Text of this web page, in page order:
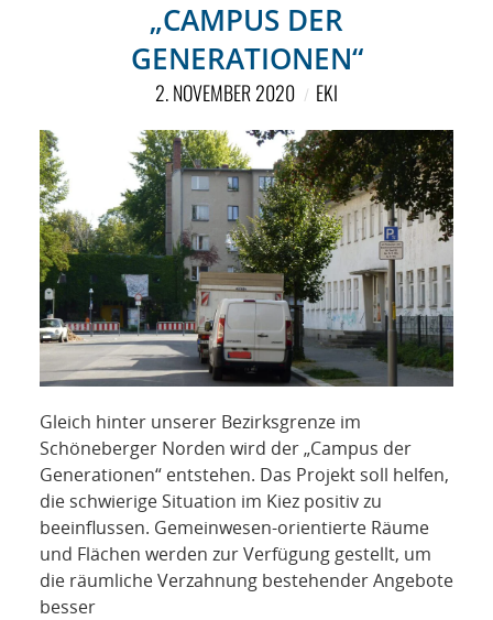
RUBRIKEN
SPONSORING
KONTAKT
„CAMPUS DER
GENERATIONEN“
2. NOVEMBER 2020 EKI
Gleich hinter unserer Bezirksgrenze im
Schöneberger Norden wird der „Campus der
Generationen“ entstehen. Das Projekt soll helfen,
die schwierige Situation im Kiez positiv zu
beeinflussen. Gemeinwesen-orientierte Räume
und Flächen werden zur Verfügung gestellt, um
die räumliche Verzahnung bestehender Angebote
besser